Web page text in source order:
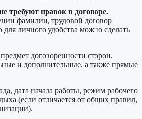
требуют правок в договоре.
фамилии, трудовой договор
для личного удобства можно сделать
предмет договоренности сторон.
и дополнительные, а также прямые
дата начала работы, режим рабочего
(если отличается от общих правил,